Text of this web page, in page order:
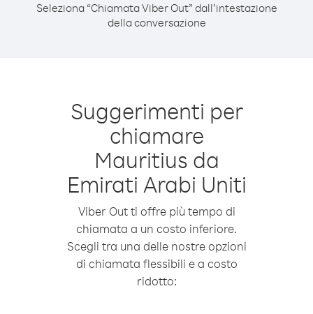
Seleziona “Chiamata Viber Out” dall’intestazione
della conversazione
Suggerimenti per
chiamare
Mauritius da
Emirati Arabi Uniti
Viber Out ti offre più tempo di
chiamata a un costo inferiore.
Scegli tra una delle nostre opzioni
di chiamata flessibili e a costo
ridotto: